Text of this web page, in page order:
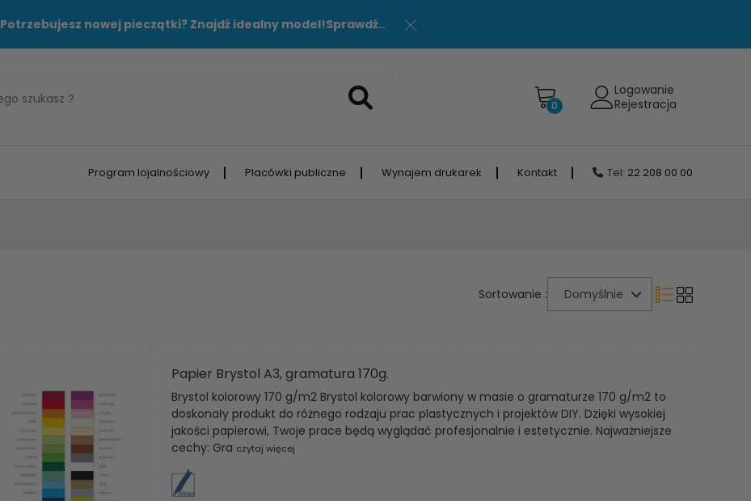
Potrzebujesz nowej pieczątki? Znajdź idealny model!Sprawdź..
0
Logowanie
Rejestracja
Program lojalnościowy Placówki publiczne Wynajem drukarek Kontakt Tel: 22 208 00 00
Sortowanie : Domyślnie
Papier Brystol A3, gramatura 170g.
Brystol kolorowy 170 g/m2 Brystol kolorowy barwiony w masie o gramaturze 170 g/m2 to
doskonały produkt do różnego rodzaju prac plastycznych i projektów DIY. Dzięki wysokiej
jakości papierowi, Twoje prace będą wyglądać profesjonalnie i estetycznie. Najważniejsze
cechy: Gra czytaj więcej